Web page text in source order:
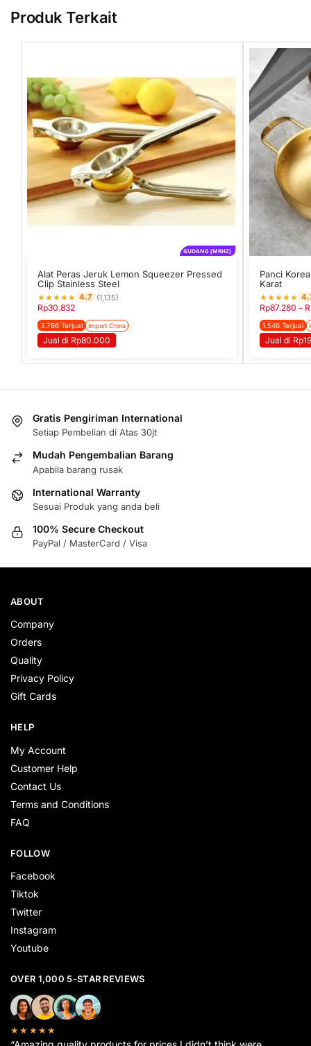
Produk Terkait
GUDANG [MRH2]
Alat Peras Jeruk Lemon Squeezer Pressed
Clip Stainless Steel
★★★★★ 4.7 (1,135)
Rp30.832
3.786 Terjual Import China
Jual di Rp80.000
Panci
Karat
★★★★★
Rp87.280 –
1.546 Terjual
Jual di
Gratis Pengiriman International
Setiap Pembelian di Atas 30jt
Mudah Pengembalian Barang
Apabila barang rusak
International Warranty
Sesuai Produk yang anda beli
100% Secure Checkout
PayPal / MasterCard / Visa
ABOUT
Company
Orders
Quality
Privacy Policy
Gift Cards
HELP
My Account
Customer Help
Contact Us
Terms and Conditions
FAQ
FOLLOW
Facebook
Tiktok
Twitter
Instagram
Youtube
OVER 1,000 5-STAR REVIEWS
★★★★★